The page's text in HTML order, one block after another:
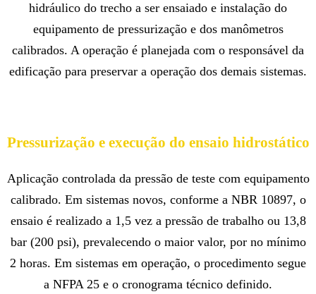
hidráulico do trecho a ser ensaiado e instalação do
equipamento de pressurização e dos manômetros
calibrados. A operação é planejada com o responsável da
edificação para preservar a operação dos demais sistemas.
Pressurização e execução do ensaio hidrostático
Aplicação controlada da pressão de teste com equipamento
calibrado. Em sistemas novos, conforme a NBR 10897, o
ensaio é realizado a 1,5 vez a pressão de trabalho ou 13,8
bar (200 psi), prevalecendo o maior valor, por no mínimo
2 horas. Em sistemas em operação, o procedimento segue
a NFPA 25 e o cronograma técnico definido.